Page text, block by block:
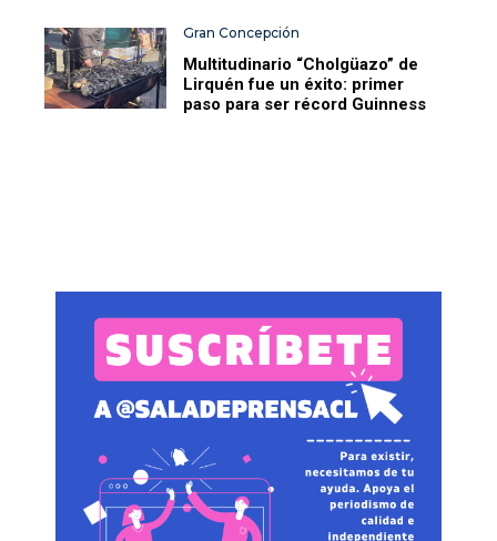
Gran Concepción
Multitudinario “Cholgüazo” de
Lirquén fue un éxito: primer
paso para ser récord Guinness